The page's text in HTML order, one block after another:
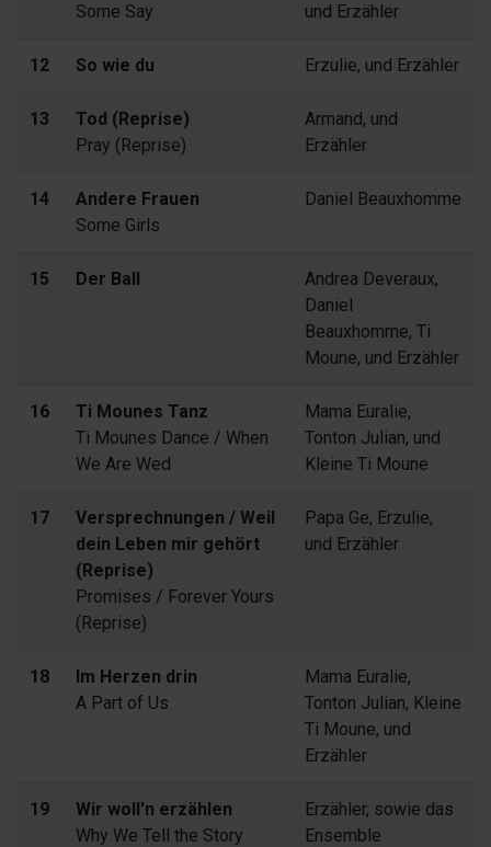
Some Say
und Erzähler
12 So wie du Erzulie, und Erzähler
13
Tod (Reprise)
Pray (Reprise)
Armand, und
Erzähler
14
Andere Frauen
Some Girls
Daniel Beauxhomme
15 Der Ball
Andrea Deveraux,
Daniel
Beauxhomme, Ti
Moune, und Erzähler
16
Ti Mounes Tanz
Ti Mounes Dance / When
We Are Wed
Mama Euralie,
Tonton Julian, und
Kleine Ti Moune
17
Versprechnungen / Weil
dein Leben mir gehört
(Reprise)
Promises / Forever Yours
(Reprise)
Papa Ge, Erzulie,
und Erzähler
18
Im Herzen drin
A Part of Us
Mama Euralie,
Tonton Julian, Kleine
Ti Moune, und
Erzähler
19
Wir woll'n erzählen
Why We Tell the Story
Erzähler, sowie das
Ensemble